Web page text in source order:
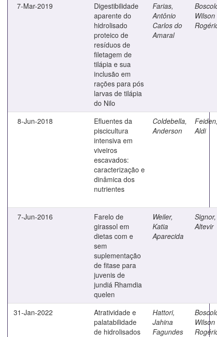
7-Mar-2019
Digestibilidade
aparente do
hidrolisado
proteico de
resíduos de
filetagem de
tilápia e sua
inclusão em
rações para pós
larvas de tilápia
do Nilo
Farias,
Antônio
Carlos do
Amaral
Wilson
8-Jun-2018
Efluentes da
piscicultura
intensiva em
viveiros
escavados:
caracterização e
dinâmica dos
nutrientes
Coldebella,
Anderson
Aldi
7-Jun-2016
Farelo de
girassol em
dietas com e
sem
suplementação
de fitase para
juvenis de
jundiá Rhamdia
quelen
Weiler,
Katia
Aparecida
Signor,
Altevir
31-Jan-2022
Atratividade e
palatabilidade
de hidrolisados
Hattori,
Jahina
Fagundes
Wilson